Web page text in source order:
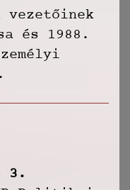
vezetőinek
és 1988.
3.